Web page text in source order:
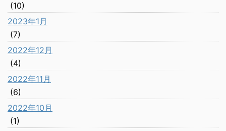
(10)
2023年1月
(7)
2022年12月
(4)
2022年11月
(6)
2022年10月
(1)